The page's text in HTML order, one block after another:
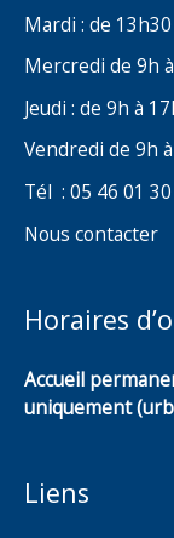
Mardi : de
Mercredi de 9h
Jeudi : de 9h à
Vendredi de 9h
Tél : 05 46 01
Nous contacter
Horaires
Accueil
uniquement
Liens